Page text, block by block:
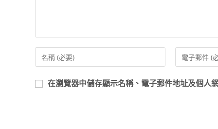
在瀏覽器中儲存顯示名稱、電子郵件地址及個人